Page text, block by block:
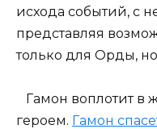
исхода событий, с
представляя
только для Орды,
Гамон воплотит в
героем. Гамон